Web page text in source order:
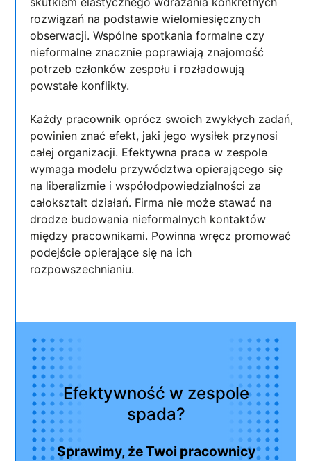
rozwiązań na podstawie wielomiesięcznych
obserwacji. Wspólne spotkania formalne czy
nieformalne znacznie poprawiają znajomość
potrzeb członków zespołu i rozładowują
powstałe konflikty.
Każdy pracownik oprócz swoich zwykłych zadań,
powinien znać efekt, jaki jego wysiłek przynosi
całej organizacji. Efektywna praca w zespole
wymaga modelu przywództwa opierającego się
na liberalizmie i współodpowiedzialności za
całokształt działań. Firma nie może stawać na
drodze budowania nieformalnych kontaktów
między pracownikami. Powinna wręcz promować
podejście opierające się na ich
rozpowszechnianiu.
Efektywność w zespole
spada?
Sprawimy, że Twoi pracownicy